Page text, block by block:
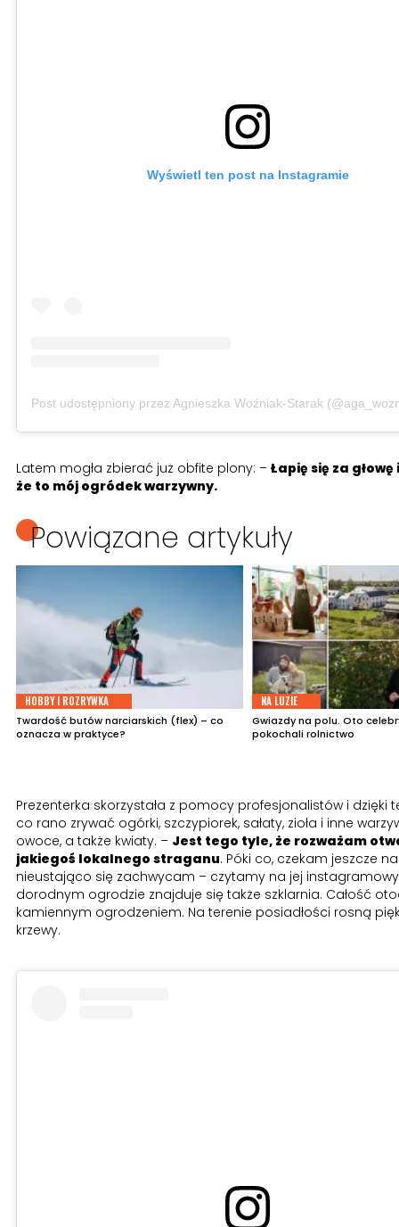
Wyświetl ten post na Instagramie
Post udostępniony przez Agnieszka Woźniak-Starak
Latem mogła zbierać już obfite plony: – Łapię się za
że to mój ogródek warzywny.
Powiązane artykuły
HOBBY I ROZRYWKA
Twardość butów narciarskich (flex) – co
oznacza w praktyce?
NA LUZIE
Gwiazdy na polu. Oto
pokochali rolnictwo
Prezenterka skorzystała z pomocy profesjonalistów i dzięki
co rano zrywać ogórki, szczypiorek, sałaty, zioła i inne
owoce, a także kwiaty. – Jest tego tyle, że rozważam
jakiegoś lokalnego straganu. Póki co, czekam jeszcze
nieustająco się zachwycam – czytamy na jej
dorodnym ogrodzie znajduje się także szklarnia. Całość
kamiennym ogrodzeniem. Na terenie posiadłości rosną
krzewy.